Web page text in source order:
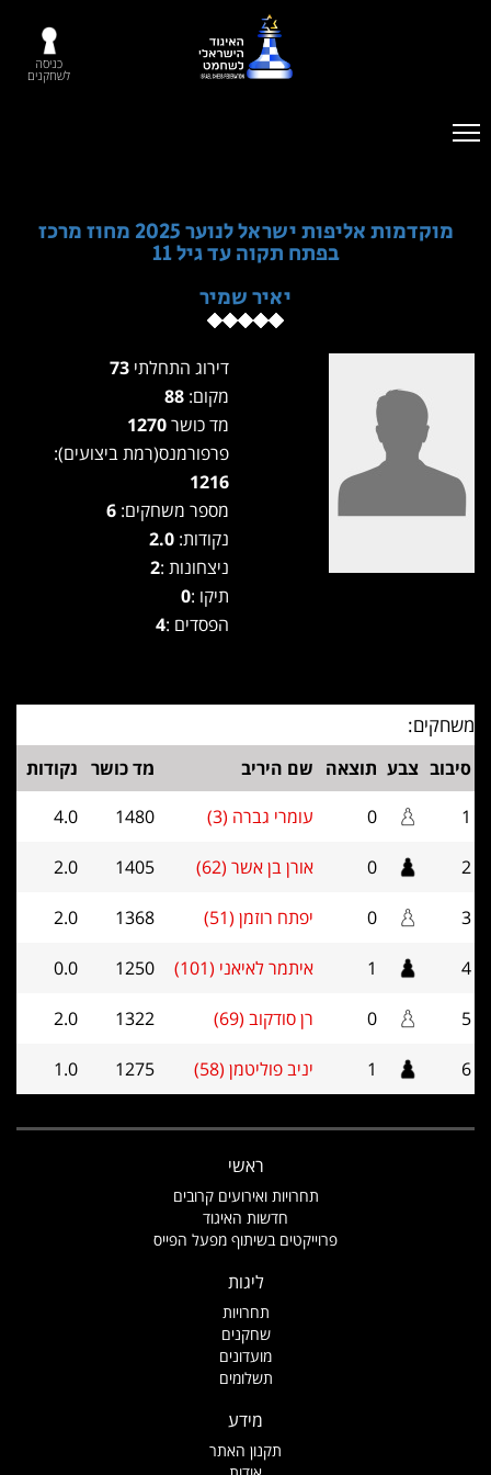
כניסה
לשחקנים
מוקדמות אליפות ישראל לנוער 2025 מחוז מרכז
בפתח תקוה עד גיל 11
יאיר שמיר
דירוג התחלתי
מקום:
מד כושר
פרפורמנס(רמת ביצועים):
1216
מספר משחקים:
נקודות: 2.0
ניצחונות :2
תיקו :0
הפסדים :4
משחקים:
סיבוב צבע תוצאה שם היריב מד כושר נקודות
1
0 עומרי גברה (3) 1480
4.0
2
0 אורן בן אשר (62) 1405
2.0
3
0 יפתח רוזמן (51) 1368
2.0
4
1 איתמר לאיאני (101) 1250
0.0
5
0 רן סודקוב (69) 1322
2.0
6
1 יניב פוליטמן (58) 1275
1.0
ראשי
תחרויות ואירועים קרובים
חדשות האיגוד
פרוייקטים בשיתוף מפעל הפייס
ליגות
תחרויות
שחקנים
מועדונים
תשלומים
מידע
תקנון האתר